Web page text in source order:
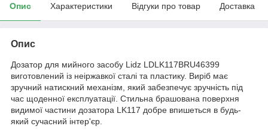
Опис Характеристики Відгуки про товар Доставка
Опис
Дозатор для мийного засобу Lidz LDLK117BRU46399
виготовлений із неіржавкої сталі та пластику. Виріб має
зручний натискний механізм, який забезпечує зручність під
час щоденної експлуатації. Стильна брашована поверхня
видимої частини дозатора LK117 добре впишеться в будь-
який сучасний інтер'єр.